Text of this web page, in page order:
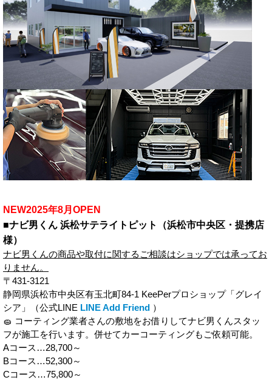
NEW2025年8月OPEN
■ナビ男くん 浜松サテライトピット（浜松市中央区・提携店
様）
ナビ男くんの商品や取付に関するご相談はショップでは承ってお
りません。
〒431-3121
静岡県浜松市中央区有玉北町84-1 KeePerプロショップ「グレイ
シア」（公式LINE LINE Add Friend ）
🧽 コーティング業者さんの敷地をお借りしてナビ男くんスタッ
フが施工を行います。併せてカーコーティングもご依頼可能。
Aコース…28,700～
Bコース…52,300～
Cコース…75,800～